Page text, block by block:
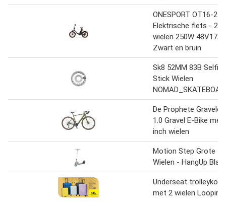
ONESPORT OT16-2
Elektrische fiets - 20
wielen 250W
Zwart en bruin
Sk8 52MM 83B Selfie
Stick Wielen
De Prophete Graveler
1.0 Gravel E-Bike met
inch wielen
Motion Step Grote
Wielen - HangUp
Underseat
met 2 wielen Looping